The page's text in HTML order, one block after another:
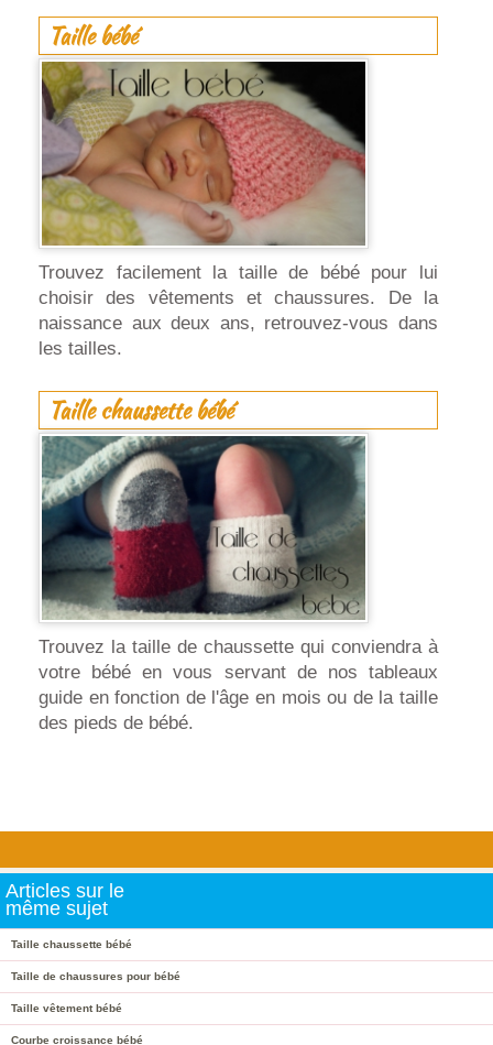
Taille bébé
Trouvez facilement la taille de bébé pour lui
choisir des vêtements et chaussures. De la
naissance aux deux ans, retrouvez-vous dans
les tailles.
Taille chaussette bébé
Trouvez la taille de chaussette qui conviendra à
votre bébé en vous servant de nos tableaux
guide en fonction de l'âge en mois ou de la taille
des pieds de bébé.
Articles sur le
même sujet
Taille chaussette bébé
Taille de chaussures pour bébé
Taille vêtement bébé
Courbe croissance bébé